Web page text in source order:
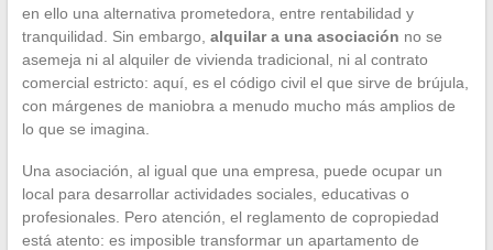
en ello una alternativa prometedora, entre rentabilidad y
tranquilidad. Sin embargo, alquilar a una asociación no se
asemeja ni al alquiler de vivienda tradicional, ni al contrato
comercial estricto: aquí, es el código civil el que sirve de brújula,
con márgenes de maniobra a menudo mucho más amplios de
lo que se imagina.
Una asociación, al igual que una empresa, puede ocupar un
local para desarrollar actividades sociales, educativas o
profesionales. Pero atención, el reglamento de copropiedad
está atento: es imposible transformar un apartamento de